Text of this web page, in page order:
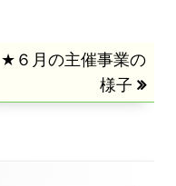
次
記
★６月の主催事業の
様子